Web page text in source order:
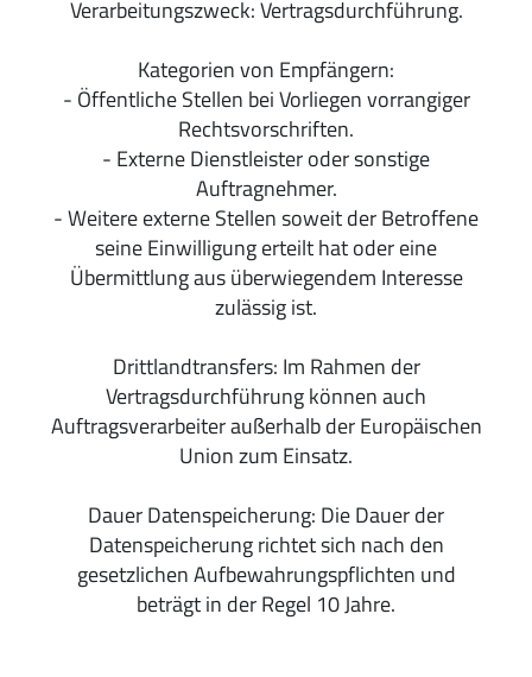
Verarbeitungszweck: Vertragsdurchführung.
Kategorien von Empfängern:
- Öffentliche Stellen bei Vorliegen vorrangiger
Rechtsvorschriften.
- Externe Dienstleister oder sonstige
Auftragnehmer.
- Weitere externe Stellen soweit der Betroffene
seine Einwilligung erteilt hat oder eine
Übermittlung aus überwiegendem Interesse
zulässig ist.
Drittlandtransfers: Im Rahmen der
Vertragsdurchführung können auch
Auftragsverarbeiter außerhalb der Europäischen
Union zum Einsatz.
Dauer Datenspeicherung: Die Dauer der
Datenspeicherung richtet sich nach den
gesetzlichen Aufbewahrungspflichten und
beträgt in der Regel 10 Jahre.